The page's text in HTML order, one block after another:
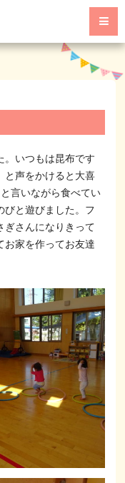
。いつもは昆布です
と声をかけると大喜
言いながら食べてい
びと遊びました。フ
ぎさんになりきって
お家を作ってお友達